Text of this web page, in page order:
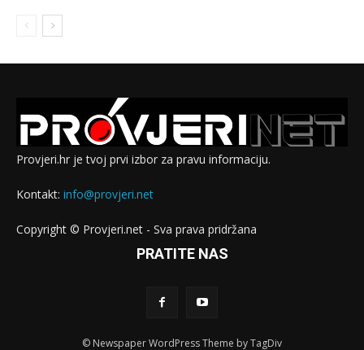
Provjeri.hr je tvoj prvi izbor za pravu informaciju.
Kontakt: info@provjeri.net
Copyright © Provjeri.net - Sva prava pridržana
PRATITE NAS
© Newspaper WordPress Theme by TagDiv